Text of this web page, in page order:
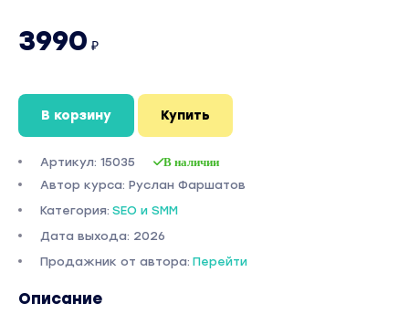
3990 ₽
В корзину Купить
Артикул: 15035 В наличии
Автор курса: Руслан Фаршатов
Категория: SEO и SMM
Дата выхода: 2026
Продажник от автора: Перейти
Описание